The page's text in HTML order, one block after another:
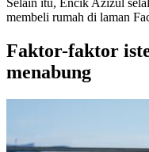
membeli rumah di laman
Faktor-faktor
menabung